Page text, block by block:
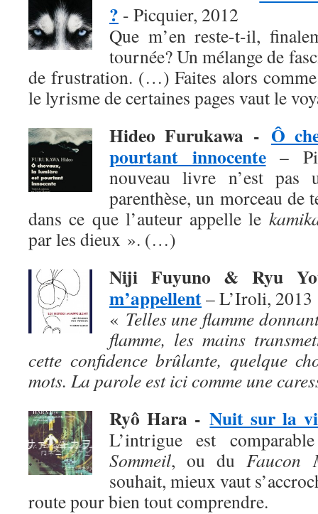
? - Picquier, 2012
Que m’en reste-t-il,
tournée? Un mélange de
de frustration. (…) Faites alors
le lyrisme de certaines pages vaut le
Hideo Furukawa - Ô
pourtant innocente–
nouveau livre n’est pas
parenthèse, un morceau de
dans ce que l’auteur appelle le
par les dieux ». (…)
Niji Fuyuno & Ryu
m’appellent– L’Iroli, 2013
« Telles une flamme
flamme, les mains
cette confidence brûlante, quelque
mots. La parole est ici comme une
Ryô Hara-Nuit sur la
L’intrigue est
Sommeil, ou duFaucon
souhait, mieux vaut
route pour bien tout comprendre.